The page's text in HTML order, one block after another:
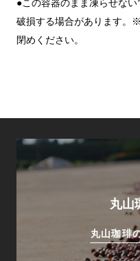
●この容器のまま凍らせな
破損する場合があります。
閉めください。
丸山
丸山珈琲